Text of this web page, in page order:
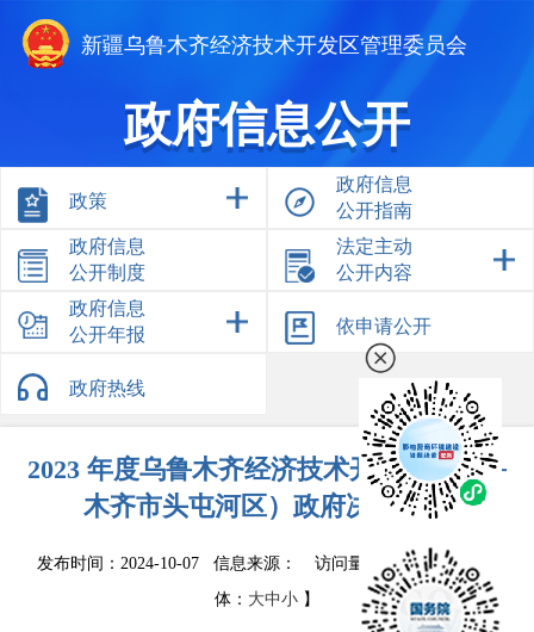
新疆乌鲁木齐经济技术开发区管理委员会
政府信息公开
政策
政府信息
公开指南
政府信息
公开制度
法定主动
公开内容
政府信息
公开年报
依申请公开
政府热线
2023 年度乌鲁木齐经济技术开发区（乌鲁
木齐市头屯河区）政府决算公开
发布时间：2024-10-07 信息来源： 访问量： 2067次
【字
体： 大中小 】